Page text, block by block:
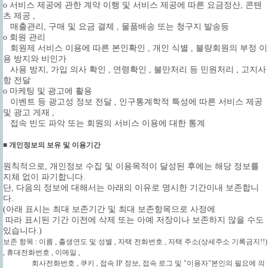
ο 서비스 제공에 관한 계약 이행 및 서비스 제공에 따른 요금정산, 콘텐
츠 제공 ,
매출관리, 구매 및 요금 결제 , 물품배송 또는 청구지 발송등
ο 회원 관리
회원제 서비스 이용에 따른 본인확인 , 개인 식별 , 불량회원의 부정 이
용 방지와 비인가
사용 방지, 가입 의사 확인 , 연령확인 , 불만처리 등 민원처리 , 고지사
항 전달
ο 마케팅 및 광고에 활용
이벤트 등 광고성 정보 전달 , 인구통계학적 특성에 따른 서비스 제공
및 광고 게재 ,
접속 빈도 파악 또는 회원의 서비스 이용에 대한 통계
■ 개인정보의 보유 및 이용기간
원칙적으로, 개인정보 수집 및 이용목적이 달성된 후에는 해당 정보를
지체 없이 파기합니다.
단, 다음의 정보에 대해서는 아래의 이유로 명시한 기간이내 보존합니
다.
(아래 표시는 최대 보존기간 및 최대 보존항목으로 사정에
따라 표시된 기간 이전에 삭제 또는 아예 저장이나 보존하지 않을 수도
있습니다.)
보존 항목 : 이름 , 출생연도 및 성별 , 자택 전화번호 , 자택 주소(상세주소 기록금지!!)
, 휴대전화번호 , 이메일 ,
회사전화번호 , 쿠키 , 접속 IP 정보, 접속 로그 및 "이용자"본인의 필요에 의